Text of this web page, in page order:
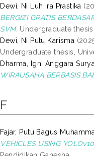
Dewi, Ni Luh Ira Prastika
BERGIZI GRATIS
SVM. Undergraduate thesis,
Dewi, Ni Putu Karisma
Undergraduate thesis,
Dharma, Ign. Anggara Surya
WIRAUSAHA BERBASIS
F
Fajar, Putu Bagus
VEHICLES USING